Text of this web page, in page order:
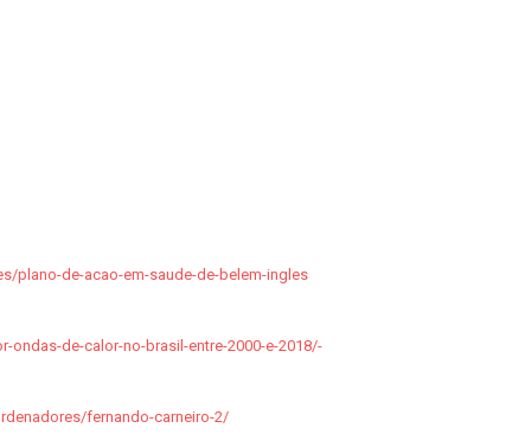
plano-de-acao-em-saude-de-belem-ingles
de-calor-no-brasil-entre-2000-e-2018/-
fernando-carneiro-2/